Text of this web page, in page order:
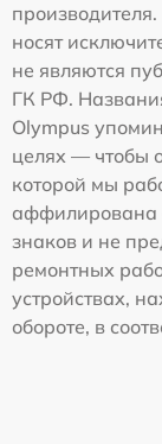
носят
не являются
ГК РФ.
Olympus
целях — чтобы
которой мы
аффилирована
знаков и не
ремонтных
устройствах,
обороте, в